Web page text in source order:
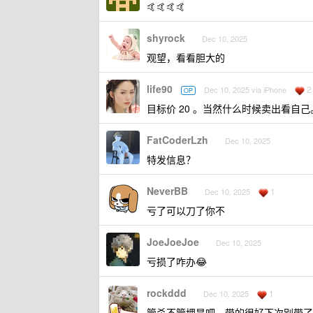
🤙🤙🤙🤙
shyrock Dec 10, 2025
观望，看看胆大的
life90 OP Dec 10, 2025 via iPhone 2
目标价 20 。当然什么时候卖出看自己
FatCoderLzh Dec 10, 2025
特发信息？
NeverBB Dec 10, 2025 1
亏了可以刀了你不
JoeJoeJoe Dec 10, 2025
亏损了咋办😂
rockddd Dec 10, 2025 1